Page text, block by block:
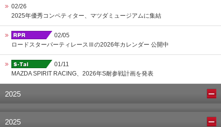
02/26
2025年優秀コンペティター、マツダミュージアムに集結
02/05
ロードスターパーティレースⅢの2026年カレンダー 公開中
01/11
MAZDA SPIRIT RACING、2026年S耐参戦計画を発表
2025
2025